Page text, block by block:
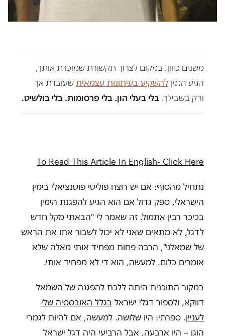
משנים כיוון! במקום לצרוך תקשורת שמוכרת אותך,
הגיע הזמן להשקיע בעיתונות עצמאיתשעובדת אך
ורק בשבילך. בלי בעלי הון. בלי פרסומות. בלי בולשיט.
To Read This Article In English- Click Here
נתחיל מהסוף: אם יש רוצח פוליטי פוטנציאלי בימין
הישראלי, ספק גדול אם הוא הגיע להפגנת הימין
בכיכר רבין אתמול. זה שאמר לי "הבאתי מקל חדש
לדגל, לא מתאים שאני לא יכול לשבור אתו את הראש
של שמאלני", הרבה פחות מפחיד אותי מאלה שלא
אומרים כלום. למעשה, הוא די לא מפחיד אותי.
במקור התוכנית היתה ללכת להפגנה של השמאל
דווקא, ולספור דגלי ישראל בגלל האובססיה שלי
לעניין. ספרתי: היו שלושה. למעשה, אם להיות לגמרי
הוגן – היו ארבעה, אבל הרביעי היה דגל ישראל